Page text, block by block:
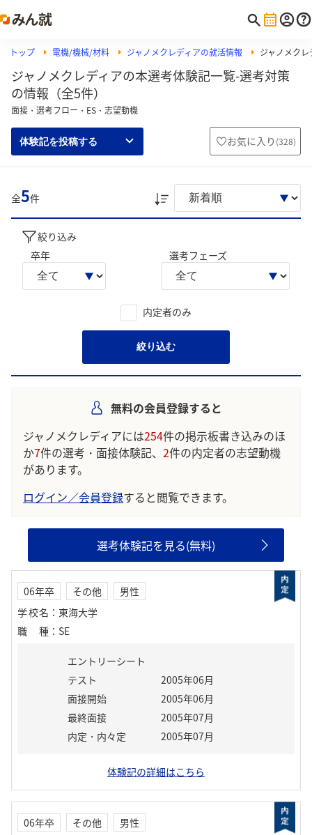
トップ 電機/機械/材料 ジャノメクレディアの就活情報 ジャノメク
ジャノメクレディアの本選考体験記一覧-選考対策
の情報（全5件）
面接・選考フロー・ES・志望動機
体験記を投稿する お気に入り (328)
全5件
絞り込み
卒年
選考フェーズ
内定者のみ
絞り込む
無料の会員登録すると
ジャノメクレディアには254件の掲示板書き込みのほ
か7件の選考・面接体験記、 2件の内定者の志望動機
があります。
ログイン／会員登録すると閲覧できます。
選考体験記を見る(無料)
06年卒 その他
男性
学校名 ： 東海大学
職種 ： SE
エントリーシート
テスト
2005年06月
面接開始
2005年06月
最終面接
2005年07月
内定・内々定
2005年07月
体験記の詳細はこちら
06年卒 その他
男性